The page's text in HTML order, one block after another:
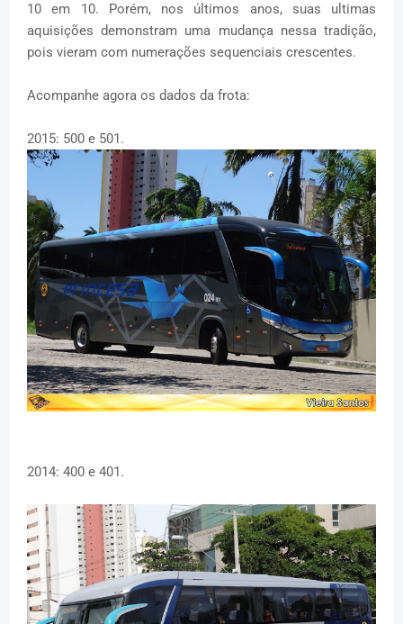
10 em 10. Porém, nos últimos anos, suas ultimas
aquisições demonstram uma mudança nessa tradição,
pois vieram com numerações sequenciais crescentes.
Acompanhe agora os dados da frota:
2015: 500 e 501.
2014: 400 e 401.